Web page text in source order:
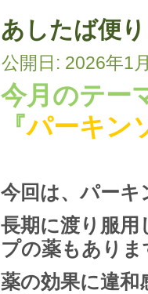
あしたば便
公開日: 2026年1
今月のテー
『パーキン
今回は、パー
長期に渡り 服用
プの薬もありま
薬の効果に違和